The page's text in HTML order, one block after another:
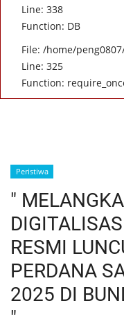
Line: 338
Function: DB
File: /home/
Line: 325
Function:
Peristiwa
"
RESMI
PERDANA
2025 DI
"